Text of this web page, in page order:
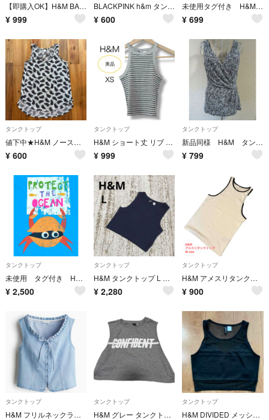
【即購入OK】H&M BASIC タンクトップ グレー トップス ノースリーブ Mサイズ エイチアンドエム
¥ 999
BLACKPINK h&m タンクトップ トップス エイチアンドエム ブルピン
¥ 600
未使用タグ付き H&M エイチアンドエム レディース サイズ170
¥ 699
タンクトップ
値下中★H&M ノースリーブトップス リーフ柄 モノトーン レディース
¥ 600
タンクトップ
H&M ショート丈 リブ アメリカンスリーブ ボーダー グレー系 XS アメスリ
¥ 999
タンクトップ
新品同様 H&M タンクトップ 白×黒 総柄 S
¥ 799
タンクトップ
未使用 タグ付き H&M タンクトップ 薄手 カニ ブルー
¥ 2,500
タンクトップ
H&M タンクトップ L 紺 ショート丈 シンプル ノースリーブ 夏
¥ 2,280
タンクトップ
H&M アメスリタンクトップ
¥ 900
タンクトップ
H&M フリルネックラインベスト
タンクトップ
H&M グレー タンクトップ Mサイズ
タンクトップ
H&M DIVIDED メッシュ タンクトップ ブラック S